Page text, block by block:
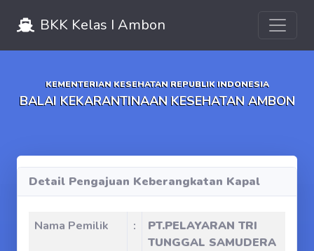
BKK Kelas I Ambon
KEMENTERIAN KESEHATAN REPUBLIK INDONESIA
BALAI KEKARANTINAAN KESEHATAN AMBON
Detail Pengajuan Keberangkatan Kapal
Nama Pemilik :
PT.PELAYARAN TRI
TUNGGAL SAMUDERA